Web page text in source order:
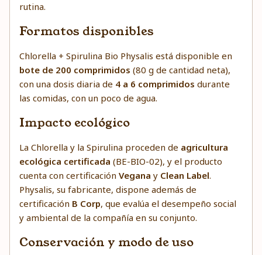
rutina.
Formatos disponibles
Chlorella + Spirulina Bio Physalis está disponible en
bote de 200 comprimidos (80 g de cantidad neta),
con una dosis diaria de 4 a 6 comprimidos durante
las comidas, con un poco de agua.
Impacto ecológico
La Chlorella y la Spirulina proceden de agricultura
ecológica certificada (BE-BIO-02), y el producto
cuenta con certificación Vegana y Clean Label.
Physalis, su fabricante, dispone además de
certificación B Corp, que evalúa el desempeño social
y ambiental de la compañía en su conjunto.
Conservación y modo de uso